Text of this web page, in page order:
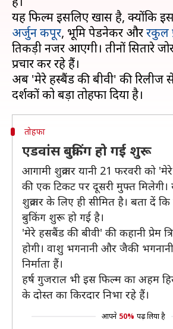
यह फिल्म इसलिए खास है, क्योंकि
अर्जुन कपूर, भूमि पेडनेकर औररकुल
तिकड़ी नजर आएगी। तीनों सितारे
प्रचार कर रहे हैं।
अब 'मेरे हस्बैंड की बीवी' की रिलीज
तोहफा
एडवांस बुकिंग हो गई शुरू
आगामी शुक्रवार यानी 21 फरवरी को
की एक टिकट पर दूसरी मुफ्त
शुक्रवार के लिए ही सीमित है। बता दें
बुकिंग शुरू हो गई है।
'मेरे हसबैंड की बीवी' की कहानी प्रेम
होगी। वाशु भगनानी और जैकी
निर्माता हैं।
हर्ष गुजराल भी इस फिल्म का अहम
के दोस्त का किरदार निभा रहे हैं।
आपने 50% पढ़ लिया है